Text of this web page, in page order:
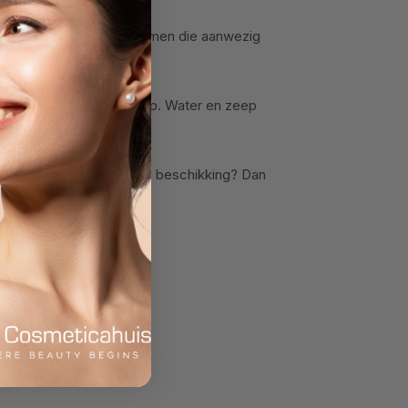
alle micro-organismen die aanwezig
met water en zeep. Water en zeep
je geen water tot je beschikking? Dan